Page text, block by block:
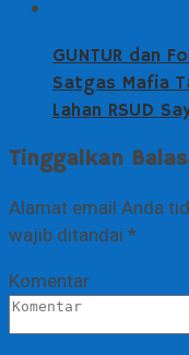
GUNTUR dan
Satgas Mafia
Lahan RSUD
Tinggalkan
Alamat email Anda
wajib ditandai *
Komentar